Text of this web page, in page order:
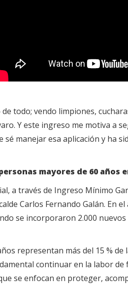
todo; vendo limpiones,
Y este ingreso me motiva a
manejar esa aplicación y ha
mayores de 60 años
a través de Ingreso Mínimo
Carlos Fernando Galán. En
se incorporaron 2.000
representan más del 15 %
continuar en la labor
se enfocan en proteger,